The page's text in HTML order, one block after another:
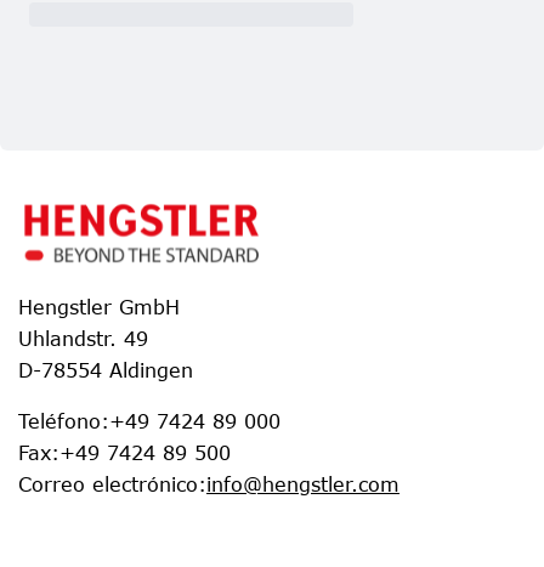
Hengstler GmbH
Uhlandstr. 49
D-78554 Aldingen
Teléfono:+49 7424 89 000
Fax:+49 7424 89 500
Correo electrónico:info@hengstler.com